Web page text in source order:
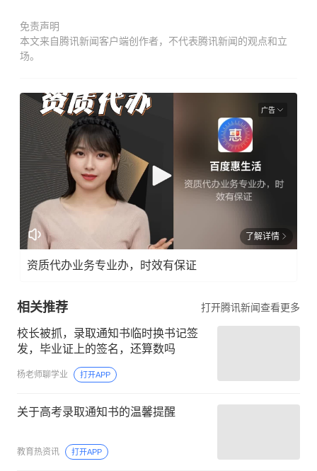
免责声明
本文来自腾讯新闻客户端创作者，不代表腾讯新闻的观点和立
场。
广告
了解详情
资质代办业务专业办，时效有保证
相关推荐 打开腾讯新闻查看更多
校长被抓，录取通知书临时换书记签
发，毕业证上的签名，还算数吗
杨老师聊学业 打开APP
关于高考录取通知书的温馨提醒
教育热资讯 打开APP